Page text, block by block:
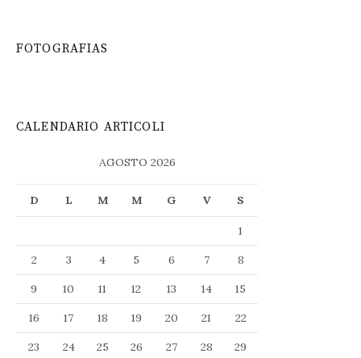
FOTOGRAFIAS
CALENDARIO ARTICOLI
AGOSTO 2026
D L M M G V S
1
2
3 4 5 6 7
8
9
10 11 12 13 14
15
16
17 18 19 20 21
22
23
24 25 26 27 28
29